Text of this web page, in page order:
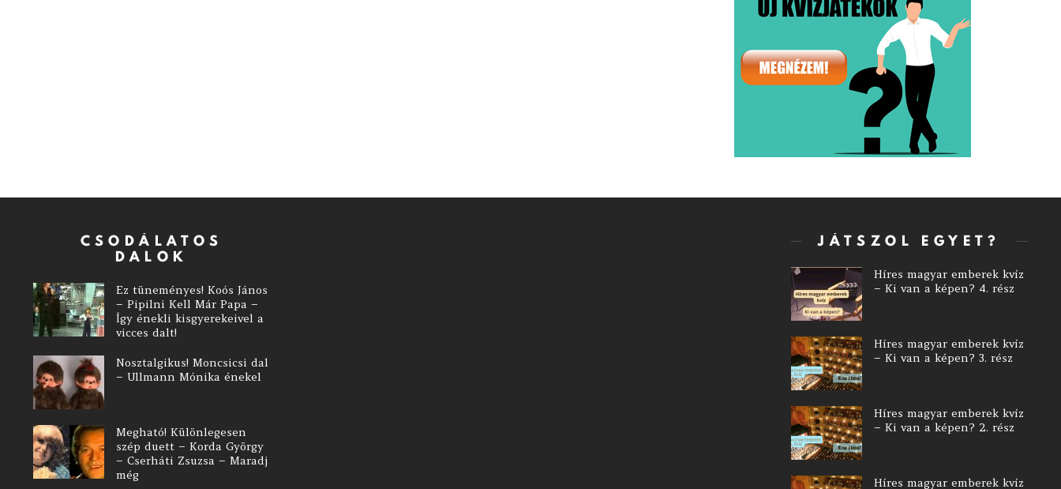
CSODÁLATOS
DALOK
Ez tüneményes! Koós János
– Pipilni Kell Már Papa –
Így énekli kisgyerekeivel a
vicces dalt!
Nosztalgikus! Moncsicsi dal
– Ullmann Mónika énekel
Megható! Különlegesen
szép duett – Korda György
– Cserháti Zsuzsa – Maradj
még
JÁTSZOL EGYET?
Híres magyar emberek kvíz
– Ki van a képen? 4. rész
Híres magyar emberek kvíz
– Ki van a képen? 3. rész
Híres magyar emberek kvíz
– Ki van a képen? 2. rész
Híres magyar emberek kvíz